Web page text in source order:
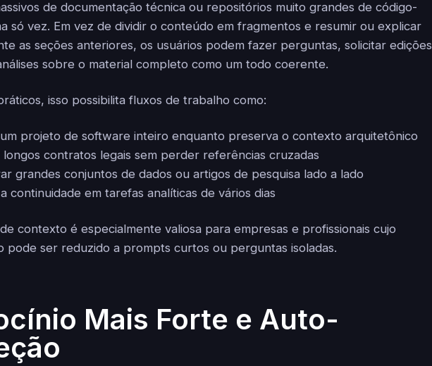
de documentação técnica ou repositórios muito grandes de código-
só vez. Em vez de dividir o conteúdo em fragmentos e resumir ou explicar
as seções anteriores, os usuários podem fazer perguntas, solicitar edições
sobre o material completo como um todo coerente.
isso possibilita fluxos de trabalho como:
um projeto de software inteiro enquanto preserva o contexto arquitetônico
longos contratos legais sem perder referências cruzadas
grandes conjuntos de dados ou artigos de pesquisa lado a lado
continuidade em tarefas analíticas de vários dias
de contexto é especialmente valiosa para empresas e profissionais cujo
pode ser reduzido a prompts curtos ou perguntas isoladas.
Mais Forte e Auto-